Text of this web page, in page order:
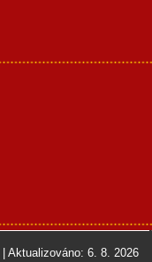
Aktualizováno: 6. 8. 2026